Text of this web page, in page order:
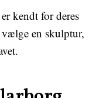
kendt for deres
en skulptur,